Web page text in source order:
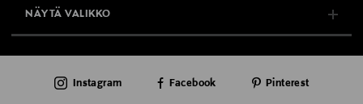
NÄYTÄ VALIKKO
AJANKOHTAISTA
Instagram Facebook Pinterest